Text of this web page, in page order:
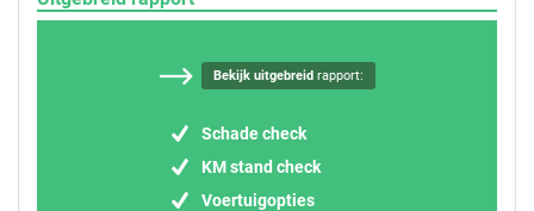
Bekijk uitgebreidrapport:
Schade check
KM stand check
Voertuigopties